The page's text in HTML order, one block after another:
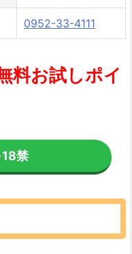
0952-33-4111
料お試しポイ
禁